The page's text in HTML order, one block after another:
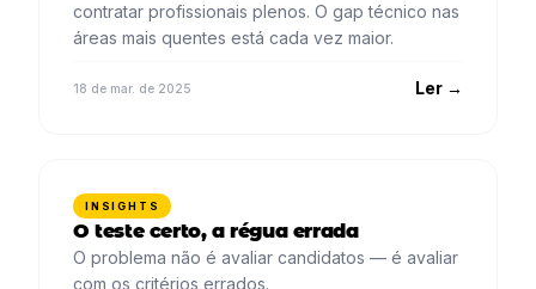
contratar profissionais plenos. O gap técnico nas
áreas mais quentes está cada vez maior.
18 de mar. de 2025 Ler →
INSIGHTS
O teste certo, a régua errada
O problema não é avaliar candidatos — é avaliar
com os critérios errados.